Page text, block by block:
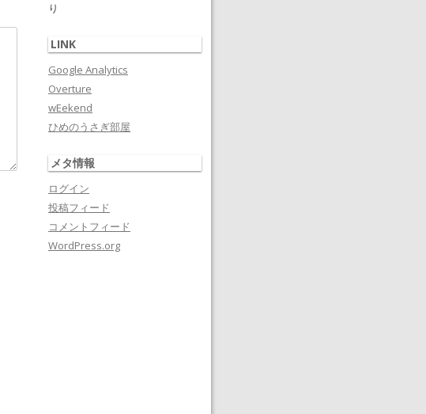
り
LINK
Google Analytics
Overture
wEekend
ひめのうさぎ部屋
メタ情報
ログイン
投稿フィード
コメントフィード
WordPress.org